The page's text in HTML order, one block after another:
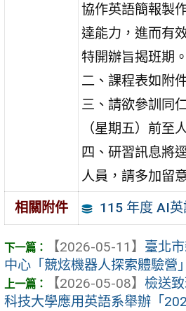
協作英語簡報製
達能力，進而有
特開辦旨揭班期。
二、課程表如附
三、請欲參訓同
（星期五）前至
四、研習訊息將
人員，請多加留
相關附件
115 年度 AI
【2026-05-11】 臺北
中心「競炫機器人探索體驗營
【2026-05-08】 檢送
科技大學應用英語系舉辦「